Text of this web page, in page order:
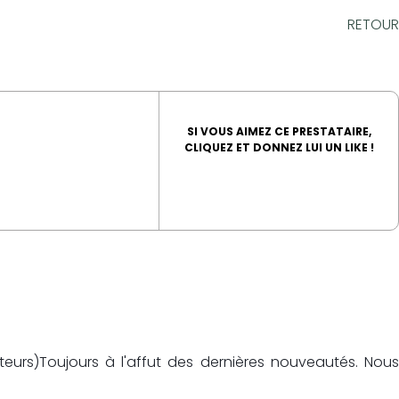
RETOUR
SI VOUS AIMEZ CE PRESTATAIRE,
CLIQUEZ ET DONNEZ LUI UN LIKE !
Toujours à l'affut des dernières nouveautés. Nous